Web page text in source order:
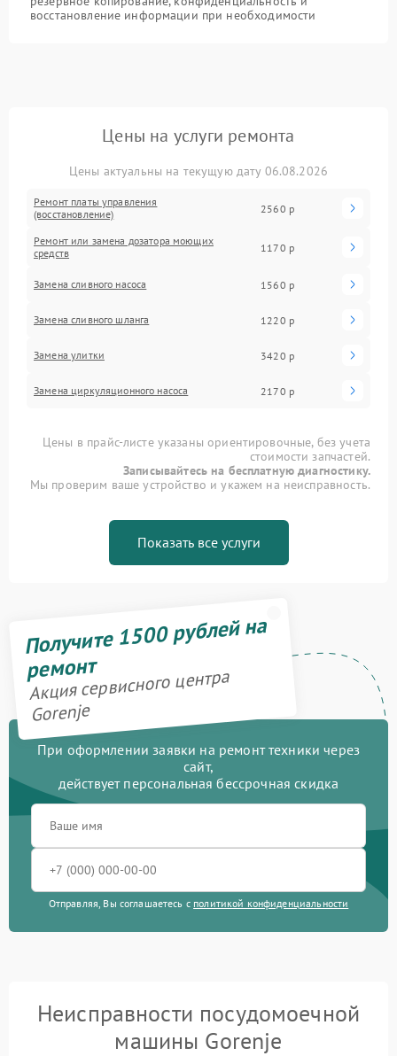
восстановление информации при необходимости
Цены на услуги ремонта
Цены актуальны на текущую дату 06.08.2026
Ремонт платы управления
(восстановление)
2560 р
Ремонт или замена дозатора моющих
средств
1170 р
Замена сливного насоса 1560 р
Замена сливного шланга 1220 р
Замена улитки 3420 р
Замена циркуляционного насоса 2170 р
Цены в прайс-листе указаны ориентировочные, без учета
стоимости запчастей.
Записывайтесь на бесплатную диагностику.
Мы проверим ваше устройство и укажем на неисправность.
Показать все услуги
Получите 1500 рублей на
ремонт
Акция сервисного центра
Gorenje
При оформлении заявки на ремонт техники через
сайт,
действует персональная бессрочная скидка
Отправляя, Вы соглашаетесь с политикой конфиденциальности
Неисправности посудомоечной
машины Gorenje